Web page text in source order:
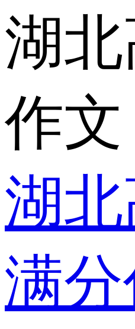
湖
作文
湖
满